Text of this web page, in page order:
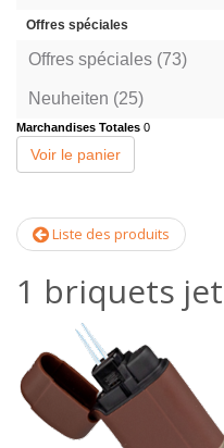
Offres spéciales
Offres spéciales (73)
Neuheiten (25)
Marchandises Totales 0
Voir le panier
Liste des produits
1 briquets